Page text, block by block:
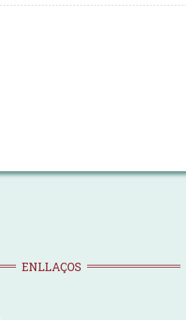
ENLLAÇOS